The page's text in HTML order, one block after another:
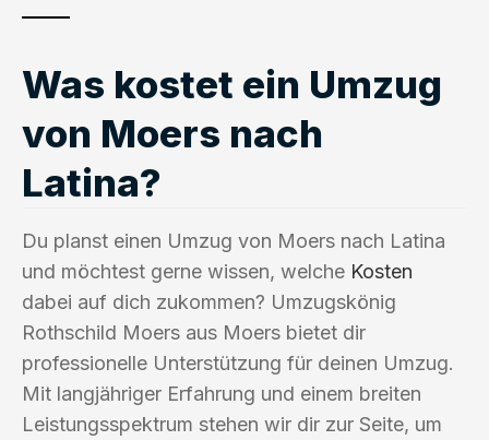
Was kostet ein Umzug
von Moers nach
Latina?
Du planst einen Umzug von Moers nach Latina
und möchtest gerne wissen, welche Kosten
dabei auf dich zukommen? Umzugskönig
Rothschild Moers aus Moers bietet dir
professionelle Unterstützung für deinen Umzug.
Mit langjähriger Erfahrung und einem breiten
Leistungsspektrum stehen wir dir zur Seite, um